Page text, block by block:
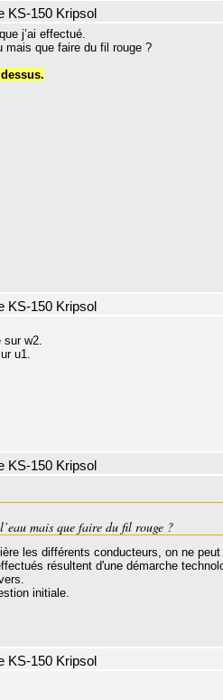
KS-150 Kripsol
j’ai effectué.
mais que faire du fil rouge ?
KS-150 Kripsol
w2.
u1.
KS-150 Kripsol
mais que faire du fil rouge ?
les différents conducteurs, on ne peut
résultent d'une démarche
initiale.
KS-150 Kripsol